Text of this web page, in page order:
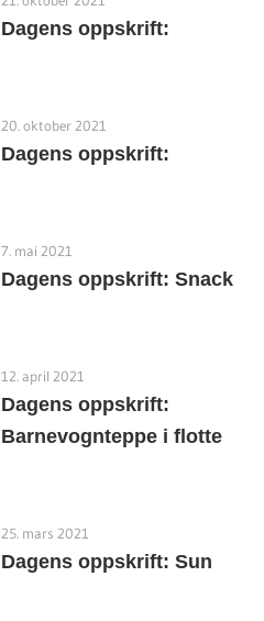
Dagens oppskrift:
20. oktober 2021
Dagens oppskrift:
7. mai 2021
Dagens oppskrift: Snack
12. april 2021
Dagens oppskrift:
Barnevognteppe i flotte
25. mars 2021
Dagens oppskrift: Sun